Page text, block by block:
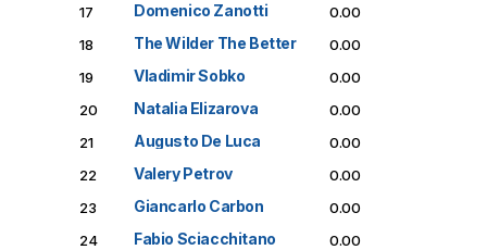
17
Domenico Zanotti
0.00
18
The Wilder The Better
0.00
19
Vladimir Sobko
0.00
20
Natalia Elizarova
0.00
21
Augusto De Luca
0.00
22
Valery Petrov
0.00
23
Giancarlo Carbon
0.00
24
Fabio Sciacchitano
0.00